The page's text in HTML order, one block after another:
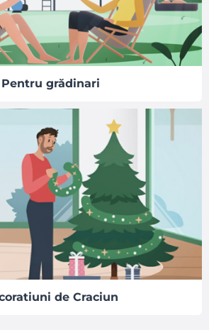
Pentru grădinari
de Craciun